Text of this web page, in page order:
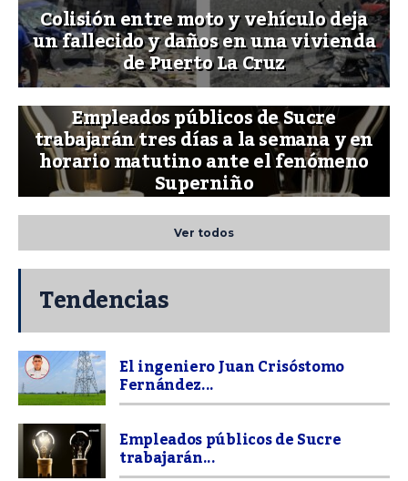
Colisión entre moto y vehículo deja
un fallecido y daños en una vivienda
de Puerto La Cruz
Empleados públicos de Sucre
trabajarán tres días a la semana y en
horario matutino ante el fenómeno
Superniño
Ver todos
Tendencias
El ingeniero Juan Crisóstomo
Fernández...
Empleados públicos de Sucre
trabajarán...